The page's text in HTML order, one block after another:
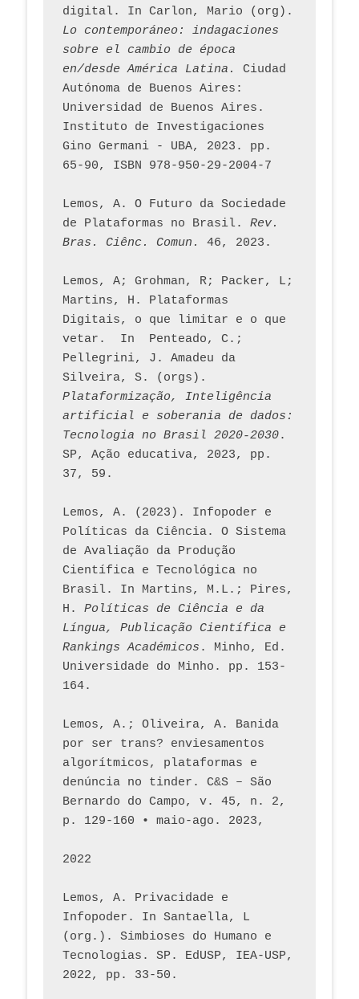
Lo contemporáneo: indagaciones
sobre el cambio de época
en/desde América Latina.
Ciudad
Autónoma de Buenos Aires:
Universidad de Buenos Aires.
Instituto de Investigaciones
Gino Germani - UBA, 2023. pp.
65-90, ISBN 978-950-29-2004-7
Lemos, A. O Futuro da Sociedade
de Plataformas no Brasil. Rev.
Bras. Ciênc. Comun.
Lemos, A; Grohman, R; Packer, L;
Martins, H. Plataformas
Digitais, o que limitar e o que
vetar.  In  Penteado, C.;
Pellegrini, J. Amadeu da
Plataformização, Inteligência
artificial e soberania de dados:
Tecnologia no Brasil 2020-2030.
SP, Ação educativa, 2023, pp.
37, 59.
Lemos, A. (2023). Infopoder e
Políticas da Ciência. O Sistema
de Avaliação da Produção
Científica e Tecnológica no
Brasil. In Martins, M.L.; Pires,
H. Políticas de Ciência e da
Língua, Publicação Científica e
Rankings Académicos . Minho, Ed.
Universidade do Minho. pp. 153-
164.
Lemos, A.; Oliveira, A. Banida
por ser trans? enviesamentos
algorítmicos, plataformas e
denúncia no tinder. C&S – São
Bernardo do Campo, v. 45, n. 2,
p. 129-160 • maio-ago. 2023,
2022
Lemos, A. Privacidade e
Infopoder. In Santaella, L
(org.). Simbioses do Humano e
Tecnologias. SP. EdUSP, IEA-USP,
2022, pp. 33-50.